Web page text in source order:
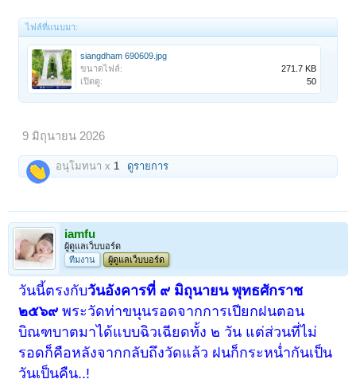
ไฟล์ที่แนบมา:
siangdham 690609.jpg
ขนาดไฟล์:
271.7 KB
เปิดดู:
50
9 มิถุนายน 2026
อนุโมทนา x1 ดูรายการ
iamfu
ผู้ดูแลเว็บบอร์ด
ทีมงาน
ผู้ดูแลเว็บบอร์ด
วันนี้ตรงกับวันอังคารที่ ๙ มิถุนายน พุทธศักราช
๒๕๖๙ พระวัดท่าขนุนรอดจากการเปียกฝนตอน
บิณฑบาตมาได้แบบฉิวเฉียดทั้ง ๒ วัน แต่ส่วนที่ไม่
รอดก็คือหลังจากกลับถึงวัดแล้ว ฝนก็กระหน่ำกันเป็น
วันเป็นคืน..!